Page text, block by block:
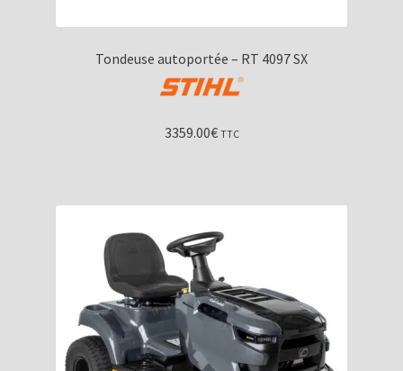
Tondeuse autoportée – RT 4097 SX
3359.00€ TTC